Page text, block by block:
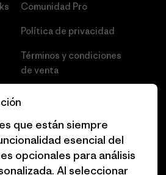
Comunidad Pro
Política de privacidad
Términos y condiciones
de venta
Empleo
Prensa
Programa para profesionales
que están siempre
esencial del
opcionales para análisis
Al seleccionar